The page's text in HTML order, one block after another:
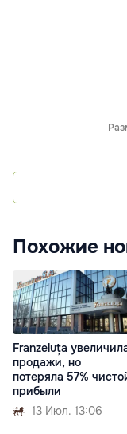
Похожие
Franzeluța
продажи, но
потеряла 57%
прибыли
13 Июл. 13:06